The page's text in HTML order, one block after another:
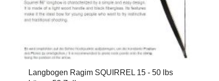
Langbogen Ragim SQUIRREL 15 - 50 lbs